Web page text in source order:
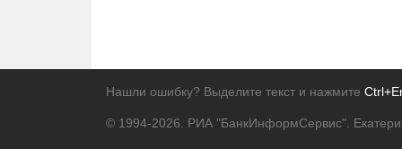
Нашли ошибку? Выделите текст и нажмите
© 1994-2026. РИА "БанкИнформСервис".